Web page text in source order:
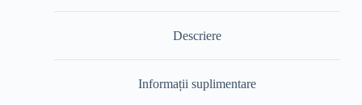
Descriere
Informații suplimentare